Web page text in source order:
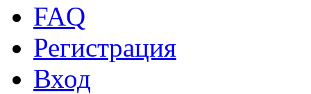
FAQ
Регистрация
Вход